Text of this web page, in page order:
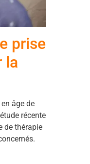
prise
la
âge de
récente
de thérapie